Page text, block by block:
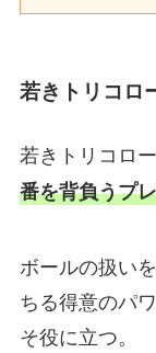
若きトリコロ
若きトリコロ
番を背負うプ
ボールの扱い
ちる得意のパ
そ役に立つ。